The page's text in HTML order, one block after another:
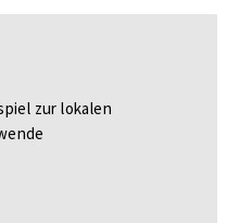
zur lokalen